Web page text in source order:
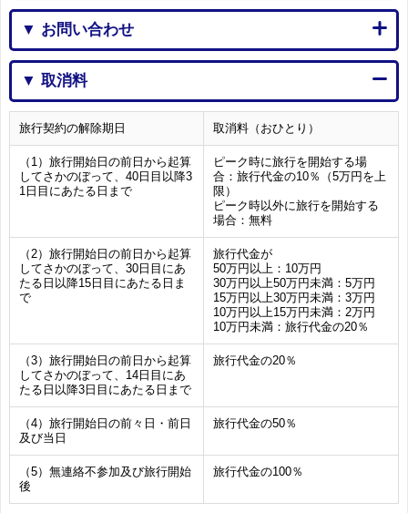
▼ お問い合わせ
▼ 取消料
旅行契約の解除期日 取消料（おひとり）
（1）旅行開始日の前日から起算
してさかのぼって、40日目以降3
1日目にあたる日まで
ピーク時に旅行を開始する場
合：旅行代金の10％（5万円を上
限）
ピーク時以外に旅行を開始する
場合：無料
（2）旅行開始日の前日から起算
してさかのぼって、30日目にあ
たる日以降15日目にあたる日ま
で
旅行代金が
50万円以上：10万円
30万円以上50万円未満：5万円
15万円以上30万円未満：3万円
10万円以上15万円未満：2万円
10万円未満：旅行代金の20％
（3）旅行開始日の前日から起算
してさかのぼって、14日目にあ
たる日以降3日目にあたる日まで
旅行代金の20％
（4）旅行開始日の前々日・前日
及び当日
旅行代金の50％
（5）無連絡不参加及び旅行開始
後
旅行代金の100％